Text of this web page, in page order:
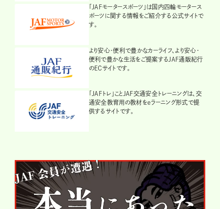
「JAFモータースポーツ」は国内四輪モータース
ポーツに関する情報をご紹介する公式サイトで
す。
より安心・便利で豊かなカーライフ、より安心・
便利で豊かな生活をご提案するJAF通販紀行
のECサイトです。
「JAFトレ」ことJAF交通安全トレーニングは、交
通安全教育用の教材をeラーニング形式で提
供するサイトです。